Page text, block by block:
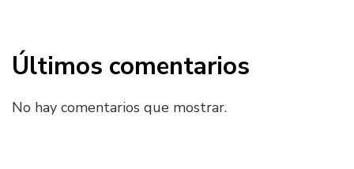
Últimos comentarios
No hay comentarios que mostrar.